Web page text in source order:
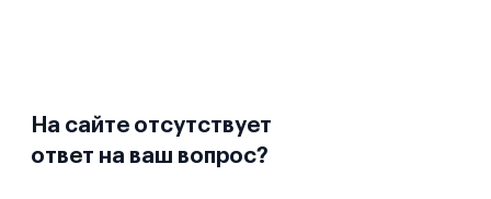
На сайте отсутствует
ответ на ваш вопрос?